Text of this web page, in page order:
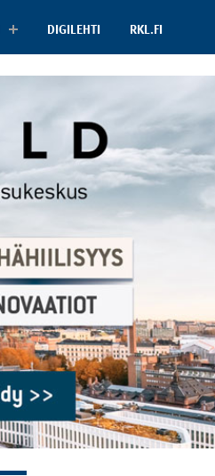
DIGILEHTI RKL.FI